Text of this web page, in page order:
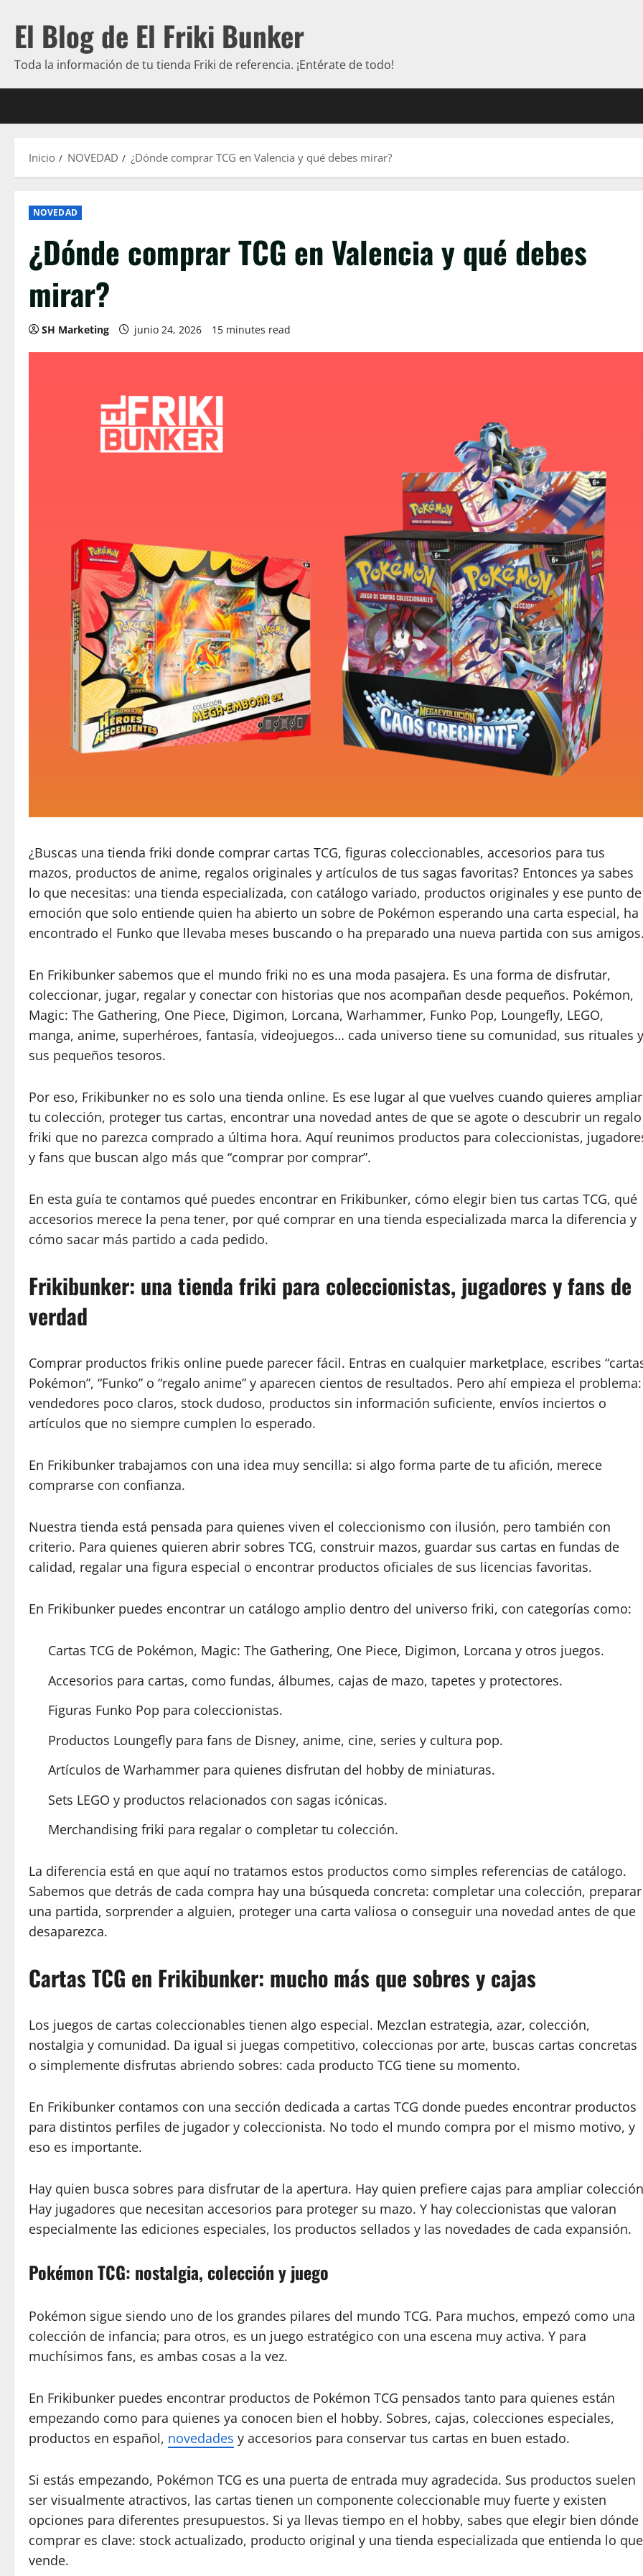
contenido
El Blog de El Friki Bunker
Toda la información de tu tienda Friki de referencia. ¡Entérate de todo!
Inicio NOVEDAD ¿Dónde comprar TCG en Valencia y qué debes mirar?
NOVEDAD
¿Dónde comprar TCG en Valencia y qué debes
mirar?
SH Marketing junio 24, 2026 15 minutes read
¿Buscas una tienda friki donde comprar cartas TCG, figuras coleccionables, accesorios para tus
mazos, productos de anime, regalos originales y artículos de tus sagas favoritas? Entonces ya sabes
lo que necesitas: una tienda especializada, con catálogo variado, productos originales y ese punto de
emoción que solo entiende quien ha abierto un sobre de Pokémon esperando una carta especial, ha
encontrado el Funko que llevaba meses buscando o ha preparado una nueva partida con sus
En Frikibunker sabemos que el mundo friki no es una moda pasajera. Es una forma de disfrutar,
coleccionar, jugar, regalar y conectar con historias que nos acompañan desde pequeños. Pokémon,
Magic: The Gathering, One Piece, Digimon, Lorcana, Warhammer, Funko Pop, Loungefly, LEGO,
manga, anime, superhéroes, fantasía, videojuegos… cada universo tiene su comunidad, sus rituales y
sus pequeños tesoros.
Por eso, Frikibunker no es solo una tienda online. Es ese lugar al que vuelves cuando quieres ampliar
tu colección, proteger tus cartas, encontrar una novedad antes de que se agote o descubrir un regalo
friki que no parezca comprado a última hora. Aquí reunimos productos para coleccionistas,
y fans que buscan algo más que “comprar por comprar”.
En esta guía te contamos qué puedes encontrar en Frikibunker, cómo elegir bien tus cartas TCG, qué
accesorios merece la pena tener, por qué comprar en una tienda especializada marca la diferencia y
cómo sacar más partido a cada pedido.
Frikibunker: una tienda friki para coleccionistas, jugadores y fans de
verdad
Comprar productos frikis online puede parecer fácil. Entras en cualquier marketplace, escribes
Pokémon”, “Funko” o “regalo anime” y aparecen cientos de resultados. Pero ahí empieza el problema:
vendedores poco claros, stock dudoso, productos sin información suficiente, envíos inciertos o
artículos que no siempre cumplen lo esperado.
En Frikibunker trabajamos con una idea muy sencilla: si algo forma parte de tu afición, merece
comprarse con confianza.
Nuestra tienda está pensada para quienes viven el coleccionismo con ilusión, pero también con
criterio. Para quienes quieren abrir sobres TCG, construir mazos, guardar sus cartas en fundas de
calidad, regalar una figura especial o encontrar productos oficiales de sus licencias favoritas.
En Frikibunker puedes encontrar un catálogo amplio dentro del universo friki, con categorías como:
Cartas TCG de Pokémon, Magic: The Gathering, One Piece, Digimon, Lorcana y otros juegos.
Accesorios para cartas, como fundas, álbumes, cajas de mazo, tapetes y protectores.
Figuras Funko Pop para coleccionistas.
Productos Loungefly para fans de Disney, anime, cine, series y cultura pop.
Artículos de Warhammer para quienes disfrutan del hobby de miniaturas.
Sets LEGO y productos relacionados con sagas icónicas.
Merchandising friki para regalar o completar tu colección.
La diferencia está en que aquí no tratamos estos productos como simples referencias de catálogo.
Sabemos que detrás de cada compra hay una búsqueda concreta: completar una colección, preparar
una partida, sorprender a alguien, proteger una carta valiosa o conseguir una novedad antes de que
desaparezca.
Cartas TCG en Frikibunker: mucho más que sobres y cajas
Los juegos de cartas coleccionables tienen algo especial. Mezclan estrategia, azar, colección,
nostalgia y comunidad. Da igual si juegas competitivo, coleccionas por arte, buscas cartas concretas
o simplemente disfrutas abriendo sobres: cada producto TCG tiene su momento.
En Frikibunker contamos con una sección dedicada a cartas TCG donde puedes encontrar productos
para distintos perfiles de jugador y coleccionista. No todo el mundo compra por el mismo motivo, y
eso es importante.
Hay quien busca sobres para disfrutar de la apertura. Hay quien prefiere cajas para ampliar
Hay jugadores que necesitan accesorios para proteger su mazo. Y hay coleccionistas que valoran
especialmente las ediciones especiales, los productos sellados y las novedades de cada expansión.
Pokémon TCG: nostalgia, colección y juego
Pokémon sigue siendo uno de los grandes pilares del mundo TCG. Para muchos, empezó como una
colección de infancia; para otros, es un juego estratégico con una escena muy activa. Y para
muchísimos fans, es ambas cosas a la vez.
En Frikibunker puedes encontrar productos de Pokémon TCG pensados tanto para quienes están
empezando como para quienes ya conocen bien el hobby. Sobres, cajas, colecciones especiales,
productos en español, novedades y accesorios para conservar tus cartas en buen estado.
Si estás empezando, Pokémon TCG es una puerta de entrada muy agradecida. Sus productos suelen
ser visualmente atractivos, las cartas tienen un componente coleccionable muy fuerte y existen
opciones para diferentes presupuestos. Si ya llevas tiempo en el hobby, sabes que elegir bien dónde
comprar es clave: stock actualizado, producto original y una tienda especializada que entienda lo que
vende.